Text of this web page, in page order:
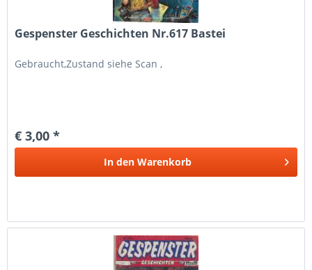
Gespenster Geschichten Nr.617 Bastei
Gebraucht,Zustand siehe Scan ,
€ 3,00 *
In den Warenkorb